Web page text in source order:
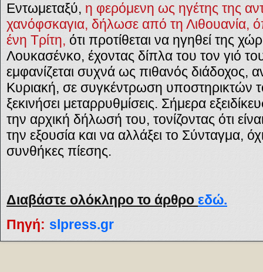
Εντωμεταξύ, η φερόμενη ως ηγέτης της
χανόφσκαγια, δήλωσε από τη Λιθουανία,
ένη Τρίτη, ότι προτίθεται να ηγηθεί της
Λουκασένκο, έχοντας δίπλα του τον γιό
εμφανίζεται συχνά ως πιθανός διάδοχος,
Κυριακή, σε συγκέντρωση υποστηρικτών
ξεκινήσει μεταρρυθμίσεις. Σήμερα
την αρχική δήλωσή του, τονίζοντας ότι
την εξουσία και να αλλάξει το Σύνταγμα,
συνθήκες πίεσης.
Διαβάστε ολόκληρο το άρθρο εδώ.
Πηγή: slpress.gr